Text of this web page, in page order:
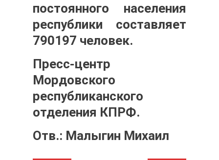
постоянного населения
республики составляет
790197 человек.
Пресс-центр
Мордовского
республиканского
отделения КПРФ.
Отв.: Малыгин Михаил